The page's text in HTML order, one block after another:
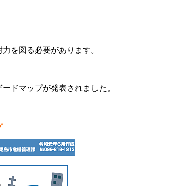
を図る必要があります。
ドマップが発表されました。